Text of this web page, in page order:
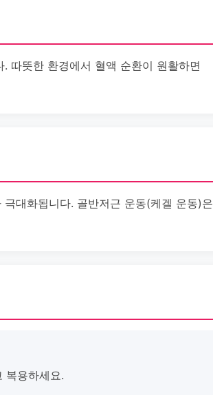
따뜻한 환경에서 혈액 순환이 원활하면
대화됩니다. 골반저근 운동(케겔 운동)은
복용하세요.